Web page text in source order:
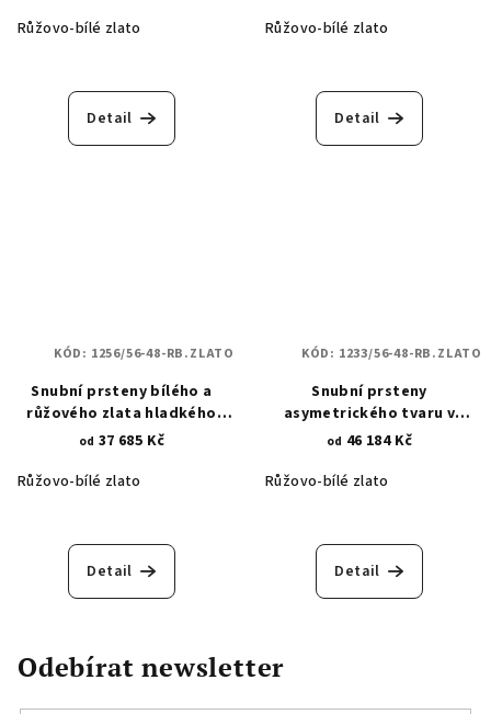
Růžovo-bílé zlato
Detail
Růžovo-bílé zlato
Detail
Snubní prsteny bílého a
růžového zlata hladkého
lesku s prořezy - propletené
od 37 685 Kč
Růžovo-bílé zlato
Detail
KÓD: 1256/56-48-RB.ZLATO
Snubní prsteny
asymetrického tvaru v
kombinaci bílého a růžového
od 46 184 Kč
Růžovo-bílé zlato
Detail
KÓD: 1233/56-48-RB.ZLATO
Odebírat newsletter